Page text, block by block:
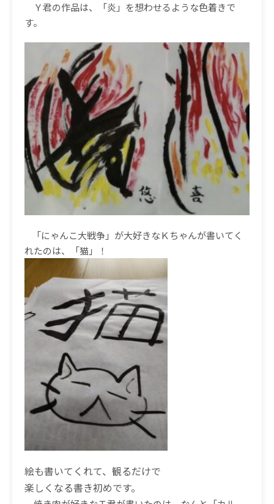
Ｙ君の作品は、「炎」を想わせるような色着きで
す。
「にゃんこ大戦争」が大好きなＫちゃんが書いてく
れたのは、「猫」！
絵も書いてくれて、観るだけで
楽しくなる書き初めです。